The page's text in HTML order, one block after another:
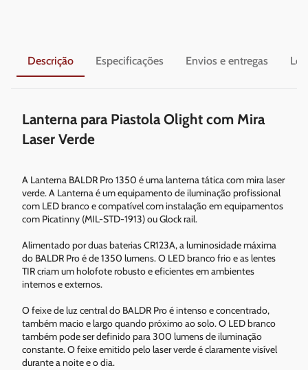
Descrição Especificações Envios e entregas
Lanterna para Piastola Olight com Mira
Laser Verde
A Lanterna BALDR Pro 1350 é uma lanterna tática com mira laser
verde. A Lanterna é um equipamento de iluminação profissional
com LED branco e compatível com instalação em equipamentos
com Picatinny (MIL-STD-1913) ou Glock rail.
Alimentado por duas baterias CR123A, a luminosidade máxima
do BALDR Pro é de 1350 lumens. O LED branco frio e as lentes
TIR criam um holofote robusto e eficientes em ambientes
internos e externos.
O feixe de luz central do BALDR Pro é intenso e concentrado,
também macio e largo quando próximo ao solo. O LED branco
também pode ser definido para 300 lumens de iluminação
constante. O feixe emitido pelo laser verde é claramente visível
durante a noite e o dia.